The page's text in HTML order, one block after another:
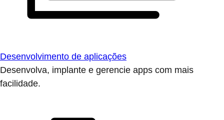
Desenvolvimento de aplicações
Desenvolva, implante e gerencie apps com mais
facilidade.